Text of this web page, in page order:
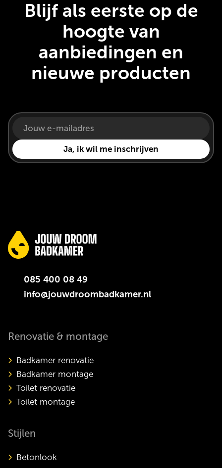
Blijf als eerste op de
hoogte van
aanbiedingen en
nieuwe producten
085 400 08 49
info@jouwdroombadkamer.nl
Renovatie & montage
Badkamer renovatie
Badkamer montage
Toilet renovatie
Toilet montage
Stijlen
Betonlook